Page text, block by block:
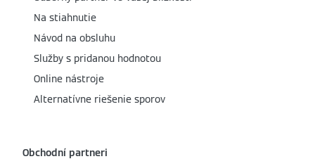
Na stiahnutie
Návod na obsluhu
Služby s pridanou hodnotou
Online nástroje
Alternatívne riešenie sporov
Obchodní partneri